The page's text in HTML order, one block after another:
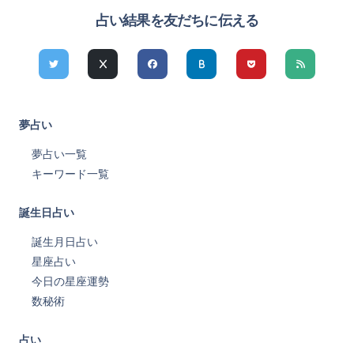
占い結果を友だちに伝える
夢占い
夢占い一覧
キーワード一覧
誕生日占い
誕生月日占い
星座占い
今日の星座運勢
数秘術
占い